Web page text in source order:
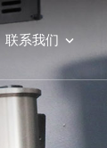
联系我们